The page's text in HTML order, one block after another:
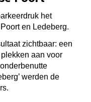
het
en Ledeberg.
zichtbaar: een
aan voor
werden de